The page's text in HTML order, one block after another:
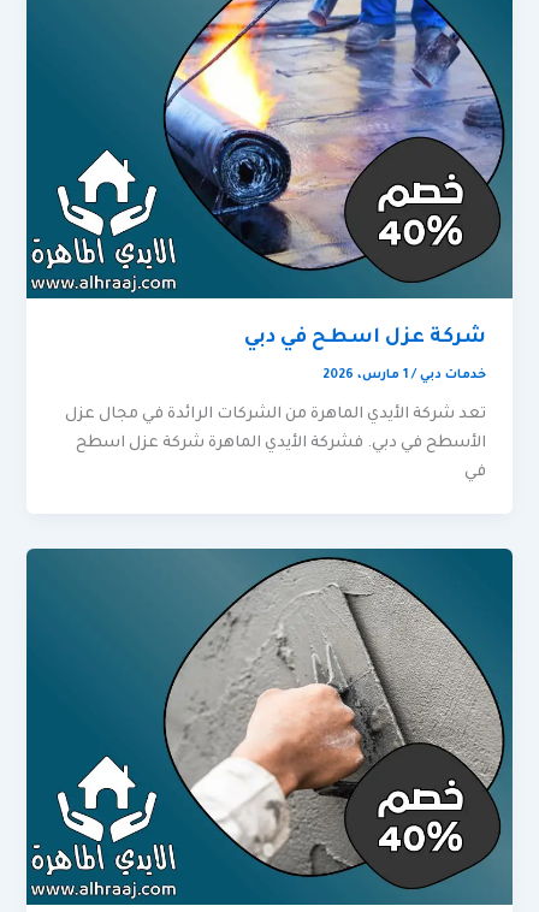
شركة عزل اسطح في دبي
خدمات دبي /1 مارس، 2026
تعد شركة الأيدي الماهرة من الشركات الرائدة في مجال عزل
الأسطح في دبي. فشركة الأيدي الماهرة شركة عزل اسطح
في